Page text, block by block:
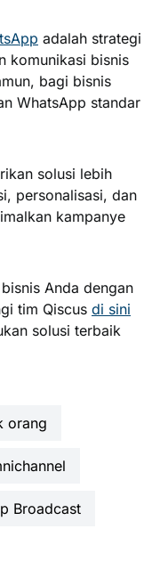
adalah strategi
komunikasi bisnis
bagi bisnis
WhatsApp standar
solusi lebih
personalisasi, dan
kampanye
Anda dengan
tim Qiscus di sini
solusi terbaik
orang
Broadcast